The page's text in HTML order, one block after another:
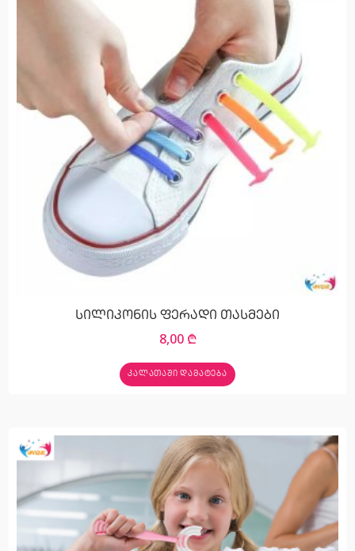
სილიკონის ფერადი თასმები
8,00 ₾
ᲙᲐᲚᲐᲗᲐᲨᲘ ᲓᲐᲛᲐᲢᲔᲑᲐ